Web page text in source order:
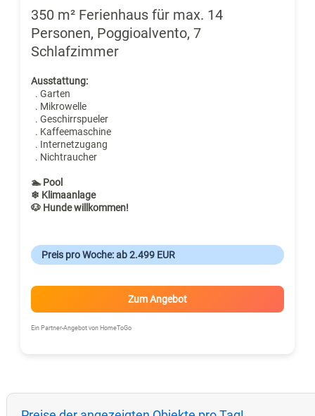
350 m² Ferienhaus für max. 14
Personen, Poggioalvento, 7
Schlafzimmer
Ausstattung:
. Garten
. Mikrowelle
. Geschirrspueler
. Kaffeemaschine
. Internetzugang
. Nichtraucher
🏊 Pool
❄ Klimaanlage
🐶 Hunde willkommen!
Preis pro Woche: ab 2.499 EUR
Zum Angebot
Ein Partner-Angebot von HomeToGo